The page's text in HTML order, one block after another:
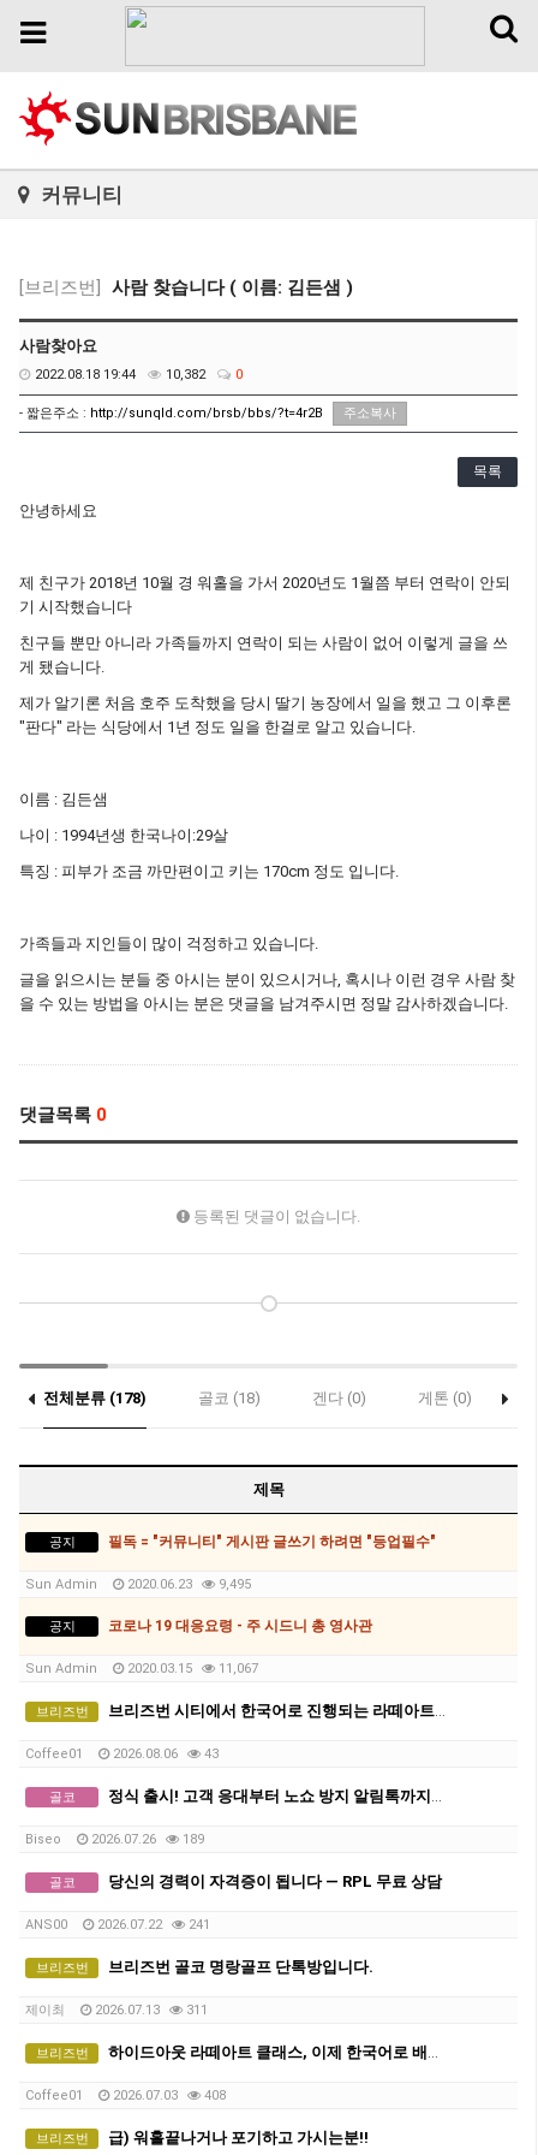
Toggle
Toggle
커뮤니티
[브리즈번] 사람 찾습니다 ( 이름: 김든샘 )
사람찾아요
2022.08.18 19:44 10,382 0
- 짧은주소 : http://sunqld.com/brsb/bbs/?t=4r2B 주소복사
목록
안녕하세요
제 친구가 2018년 10월 경 워홀을 가서 2020년도 1월쯤 부터 연락이 안되
기 시작했습니다
친구들 뿐만 아니라 가족들까지 연락이 되는 사람이 없어 이렇게 글을 쓰
게 됐습니다.
제가 알기론 처음 호주 도착했을 당시 딸기 농장에서 일을 했고 그 이후론
"판다" 라는 식당에서 1년 정도 일을 한걸로 알고 있습니다.
이름 : 김든샘
나이 : 1994년생 한국나이:29살
특징 : 피부가 조금 까만편이고 키는 170cm 정도 입니다.
가족들과 지인들이 많이 걱정하고 있습니다.
글을 읽으시는 분들 중 아시는 분이 있으시거나, 혹시나 이런 경우 사람 찾
을 수 있는 방법을 아시는 분은 댓글을 남겨주시면 정말 감사하겠습니다.
댓글목록 0
등록된 댓글이 없습니다.
전체분류 (178) 골코 (18) 겐다 (0) 게톤 (0)
제목
공지 필독 = "커뮤니티" 게시판 글쓰기 하려면 "등업필수"
Sun Admin 2020.06.23 9,495
공지 코로나 19 대응요령 - 주 시드니 총 영사관
Sun Admin 2020.03.15 11,067
브리즈번 브리즈번 시티에서 한국어로 진행되는 라떼아트 클래스, 8/29(토)에 열립니다
Coffee01 2026.08.06 43
골코 정식 출시! 고객 응대부터 노쇼 방지 알림톡까지. 24시간 일하는 '다국어 AI 비서' 를 두어 매출을 늘리세요! (1인샵 평생 무료)
Biseo 2026.07.26 189
골코 당신의 경력이 자격증이 됩니다 — RPL 무료 상담
ANS00 2026.07.22 241
브리즈번 브리즈번 골코 명랑골프 단톡방입니다.
제이최 2026.07.13 311
브리즈번 하이드아웃 라떼아트 클래스, 이제 한국어로 배웁니다 ☕ 그룹 커피 클래스 오픈!
Coffee01 2026.07.03 408
브리즈번 급) 워홀끝나거나 포기하고 가시는분!!